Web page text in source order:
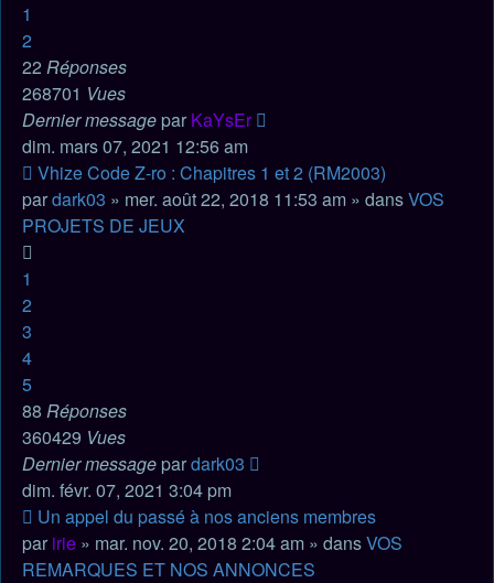
1
2
22 Réponses
268701 Vues
Dernier message par KaYsEr
dim. mars 07, 2021 12:56 am
Nouveau
message
Vhize Code Z-ro : Chapitres 1 et 2 (RM2003)
pardark03 » mer. août 22, 2018 11:53 am » dansVOS
PROJETS DE JEUX
1
2
3
4
5
88 Réponses
360429 Vues
Dernier message pardark03
dim. févr. 07, 2021 3:04 pm
Nouveau
message
Un appel du passé à nos anciens membres
par irie » mar. nov. 20, 2018 2:04 am » dansVOS
REMARQUES ET NOS ANNONCES